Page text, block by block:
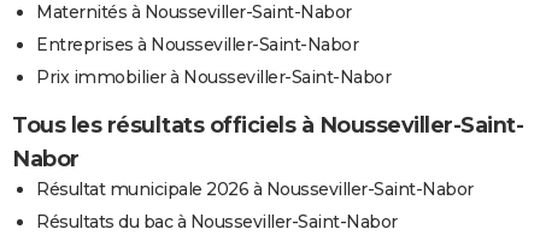
Maternités à Nousseviller-Saint-Nabor
Entreprises à Nousseviller-Saint-Nabor
Prix immobilier à Nousseviller-Saint-Nabor
Tous les résultats officiels à Nousseviller-Saint-
Nabor
Résultat municipale 2026 à Nousseviller-Saint-Nabor
Résultats du bac à Nousseviller-Saint-Nabor